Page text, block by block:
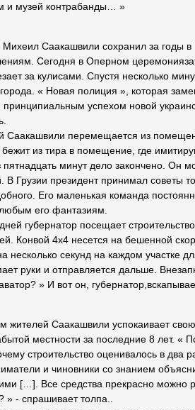
и музей контрабанды… »
Михеил Саакашвили сохранил за годы
Сегодня в Оперном
за кулисами. Спустя несколько
« Новая полиция », которая
принципиальным успехом новой
Саакашвили перемещается из
из тира в помещение, где
пятнадцать минут дело закончено. Он
В Грузии президент принимал советы
Его маленькая команда
его фантазиям.
губернатор посещает
Конвой 4х4 несется на бешенной
несколько секунд на каждом участке
руки и отправляется дальше.
» И вот он,
жителей Саакашвили успокаивает
местности за последние 8 лет. «
строительство оценивалось в два
и чиновники со знанием
[…]. Все средства прекрасно можно
» - спрашивает толпа..